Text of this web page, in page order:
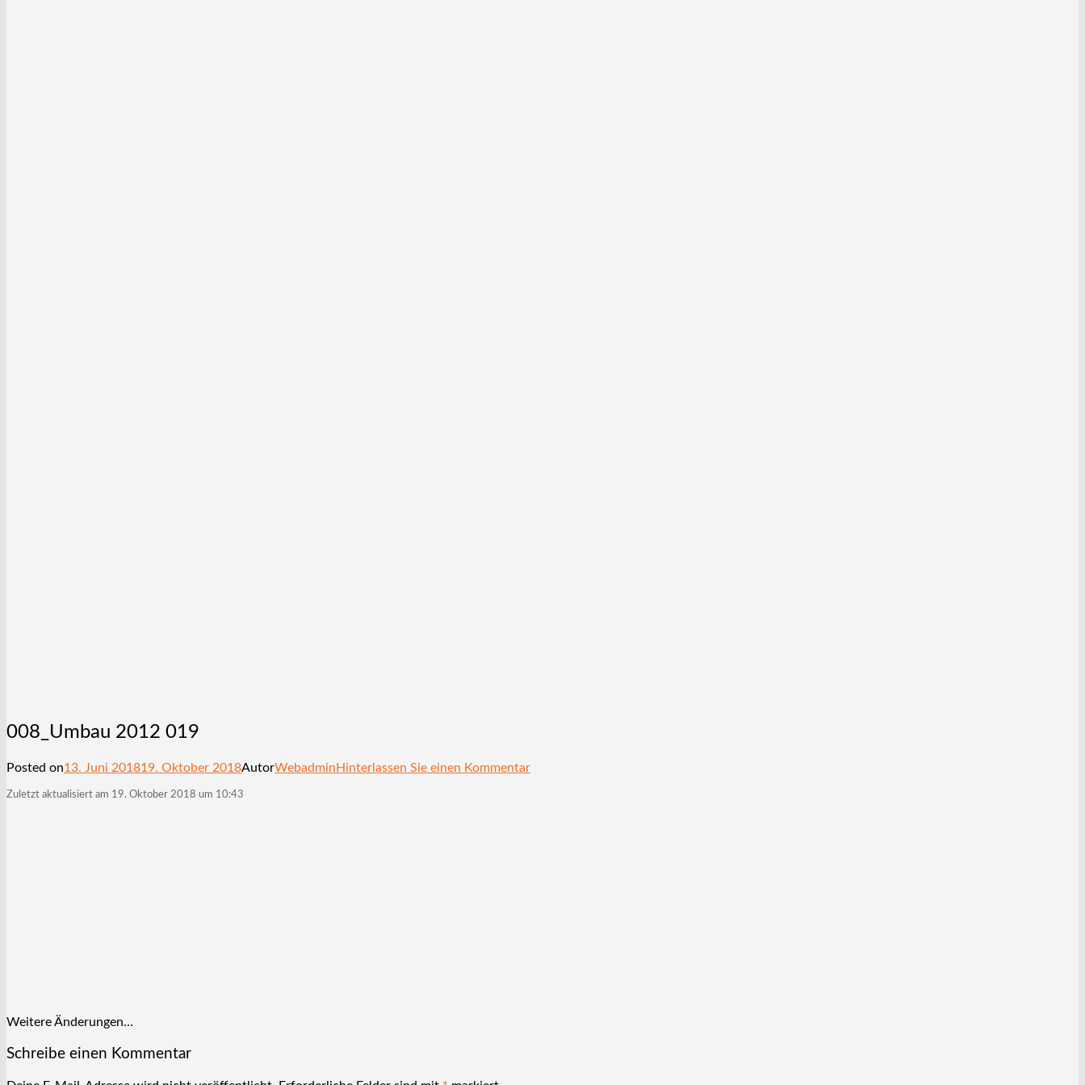
008_Umbau 2012 019
Posted on13. Juni 201819. Oktober 2018AutorWebadminHinterlassen Sie einen Kommentar
Zuletzt aktualisiert am 19. Oktober 2018 um 10:43
Weitere Änderungen…
Schreibe einen Kommentar